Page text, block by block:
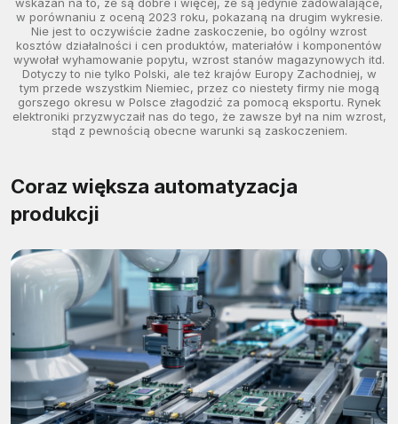
w porównaniu z oceną 2023 roku, pokazaną na drugim wykresie.
Nie jest to oczywiście żadne zaskoczenie, bo ogólny wzrost
kosztów działalności i cen produktów, materiałów i komponentów
wywołał wyhamowanie popytu, wzrost stanów magazynowych itd.
Dotyczy to nie tylko Polski, ale też krajów Europy Zachodniej, w
tym przede wszystkim Niemiec, przez co niestety firmy nie mogą
gorszego okresu w Polsce złagodzić za pomocą eksportu. Rynek
elektroniki przyzwyczaił nas do tego, że zawsze był na nim wzrost,
stąd z pewnością obecne warunki są zaskoczeniem.
Coraz większa automatyzacja
produkcji